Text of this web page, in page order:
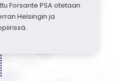
Forsante PSA otetaan
Helsingin ja